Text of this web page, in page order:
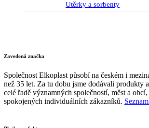
Utěrky a sorbenty
Zavedená značka
Společnost Elkoplast působí na českém i
než 35 let. Za tu dobu jsme dodávali produkty
celé řadě významných společností, měst a
spokojených individuálních zákazníků.